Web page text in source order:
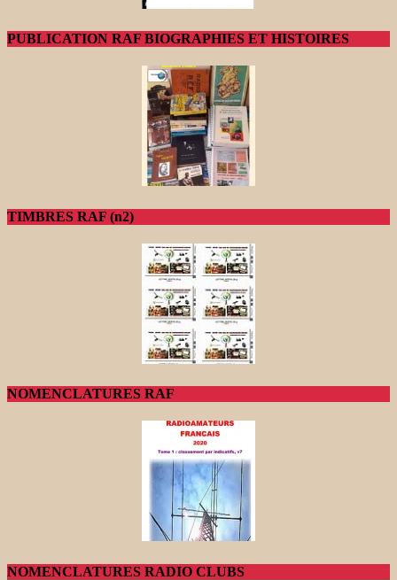
PUBLICATION RAF BIOGRAPHIES ET HISTOIRES
TIMBRES RAF (n2)
NOMENCLATURES RAF
NOMENCLATURES RADIO CLUBS